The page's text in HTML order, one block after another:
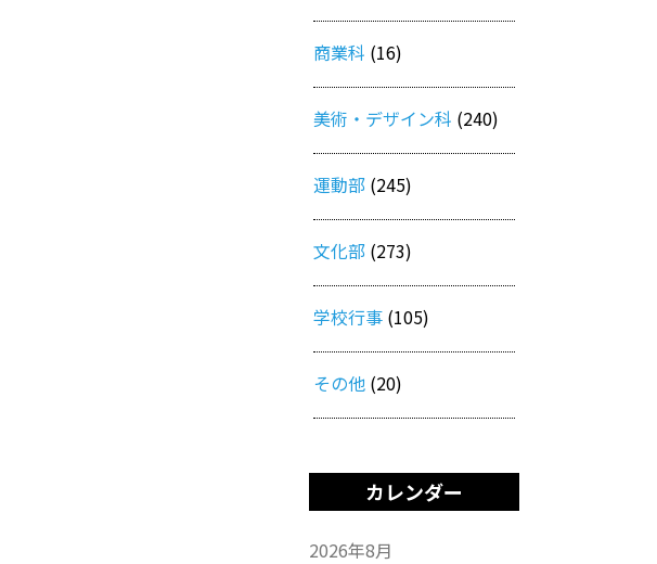
商業科 (16)
美術・デザイン科 (240)
運動部 (245)
文化部 (273)
学校行事 (105)
その他 (20)
カレンダー
2026年8月